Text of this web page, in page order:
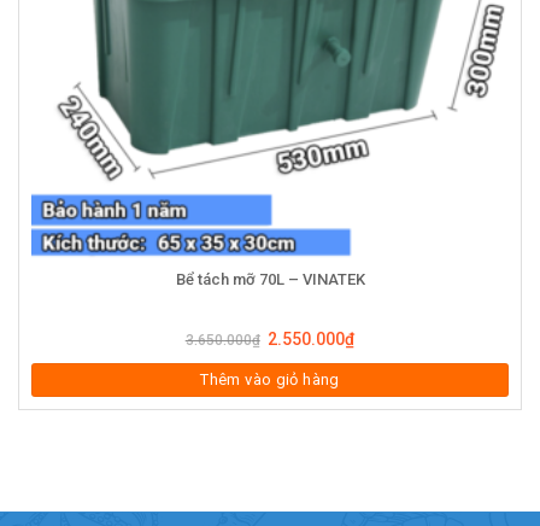
Bể tách mỡ 70L – VINATEK
3.650.000₫ 2.550.000₫
Thêm vào giỏ hàng